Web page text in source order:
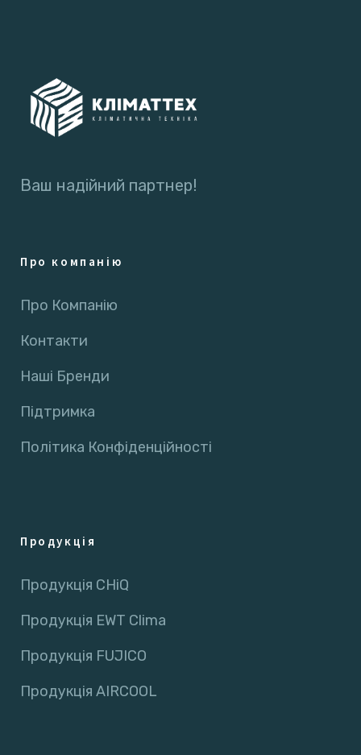
Ваш надійний партнер!
Про компанію
Про Компанію
Контакти
Наші Бренди
Підтримка
Політика Конфіденційності
Продукція
Продукція CHiQ
Продукція EWT Clima
Продукція FUJICO
Продукція AIRCOOL